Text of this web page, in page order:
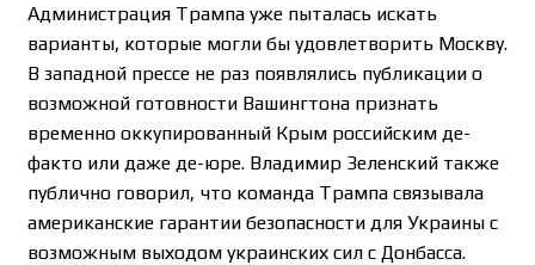
Администрация Трампа уже пыталась искать
варианты, которые могли бы удовлетворить Москву.
В западной прессе не раз появлялись публикации о
возможной готовности Вашингтона признать
временно оккупированный Крым российским де-
факто или даже де-юре. Владимир Зеленский также
публично говорил, что команда Трампа связывала
американские гарантии безопасности для Украины с
возможным выходом украинских сил с Донбасса.